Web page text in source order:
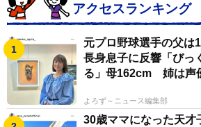
アクセスランキング
元プロ野球選手の父
長身息子に反響「びっ
る」母162cm 姉は声
よろず～ニュース編集部
30歳ママになった天才